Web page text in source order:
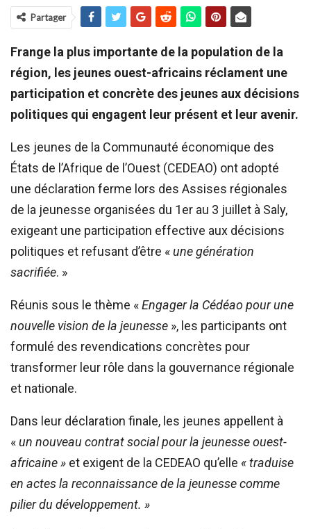
Partager
Frange la plus importante de la population de la
région, les jeunes ouest-africains réclament une
participation et concrète des jeunes aux décisions
politiques qui engagent leur présent et leur avenir.
Les jeunes de la Communauté économique des
États de l’Afrique de l’Ouest (CEDEAO) ont adopté
une déclaration ferme lors des Assises régionales
de la jeunesse organisées du 1er au 3 juillet à Saly,
exigeant une participation effective aux décisions
politiques et refusant d’être «une génération
sacrifiée. »
Réunis sous le thème «Engager la Cédéao pour une
nouvelle vision de la jeunesse », les participants ont
formulé des revendications concrètes pour
transformer leur rôle dans la gouvernance régionale
et nationale.
Dans leur déclaration finale, les jeunes appellent à
«un nouveau contrat social pour la jeunesse ouest-
africaine » et exigent de la CEDEAO qu’elle « traduise
en actes la reconnaissance de la jeunesse comme
pilier du développement. »